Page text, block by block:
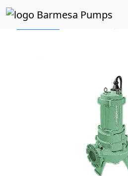
Inicio Catálogo de Productos